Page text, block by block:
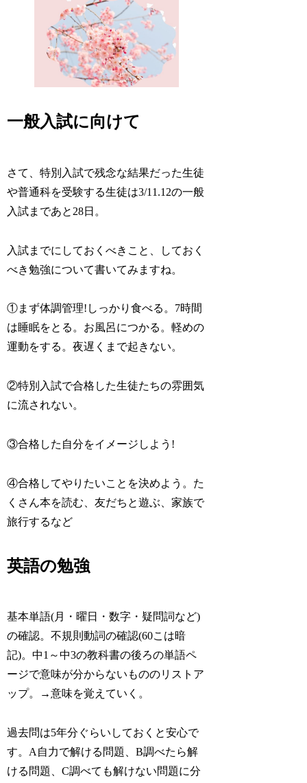
一般入試に向けて
さて、特別入試で残念な結果だった生徒
や普通科を受験する生徒は3/11.12の一般
入試まであと28日。
入試までにしておくべきこと、しておく
べき勉強について書いてみますね。
①まず体調管理!しっかり食べる。7時間
は睡眠をとる。お風呂につかる。軽めの
運動をする。夜遅くまで起きない。
②特別入試で合格した生徒たちの雰囲気
に流されない。
③合格した自分をイメージしよう!
④合格してやりたいことを決めよう。た
くさん本を読む、友だちと遊ぶ、家族で
旅行するなど
英語の勉強
基本単語(月・曜日・数字・疑問詞など)
の確認。不規則動詞の確認(60こは暗
記)。中1～中3の教科書の後ろの単語ペ
ージで意味が分からないもののリストア
ップ。→意味を覚えていく。
過去問は5年分ぐらいしておくと安心で
す。A自力で解ける問題、B調べたら解
ける問題、C調べても解けない問題に分